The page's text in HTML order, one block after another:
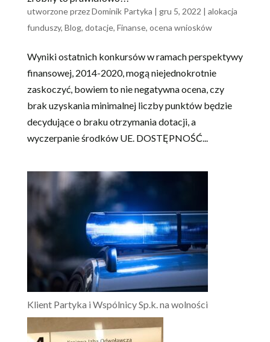
utworzone przezDominik Partyka | gru 5, 2022 | alokacja
funduszy, Blog, dotacje, Finanse, ocena wniosków
Wyniki ostatnich konkursów w ramach perspektywy
finansowej, 2014-2020, mogą niejednokrotnie
zaskoczyć, bowiem to nie negatywna ocena, czy
brak uzyskania minimalnej liczby punktów będzie
decydujące o braku otrzymania dotacji, a
wyczerpanie środków UE. DOSTĘPNOŚĆ...
Klient Partyka i Wspólnicy Sp.k. na wolności